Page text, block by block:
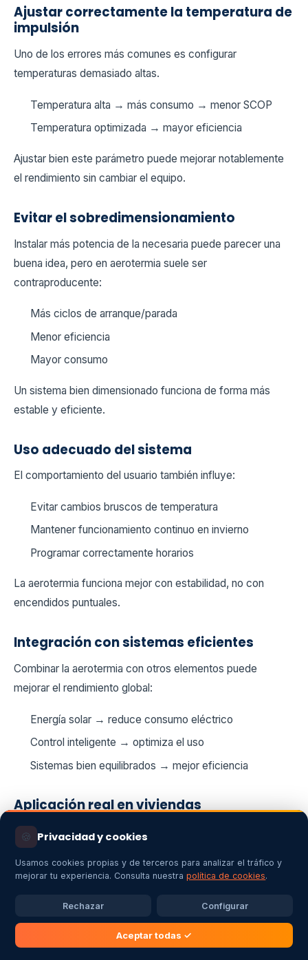
Ajustar correctamente la temperatura de
impulsión
Uno de los errores más comunes es configurar
temperaturas demasiado altas.
Temperatura alta → más consumo → menor SCOP
Temperatura optimizada → mayor eficiencia
Ajustar bien este parámetro puede mejorar notablemente
el rendimiento sin cambiar el equipo.
Evitar el sobredimensionamiento
Instalar más potencia de la necesaria puede parecer una
buena idea, pero en aerotermia suele ser
contraproducente:
Más ciclos de arranque/parada
Menor eficiencia
Mayor consumo
Un sistema bien dimensionado funciona de forma más
estable y eficiente.
Uso adecuado del sistema
El comportamiento del usuario también influye:
Evitar cambios bruscos de temperatura
Mantener funcionamiento continuo en invierno
Programar correctamente horarios
La aerotermia funciona mejor con estabilidad, no con
encendidos puntuales.
Integración con sistemas eficientes
Combinar la aerotermia con otros elementos puede
mejorar el rendimiento global:
Energía solar → reduce consumo eléctrico
Control inteligente → optimiza el uso
Sistemas bien equilibrados → mejor eficiencia
Aplicación real en viviendas
En nuestra experiencia, las instalaciones que mejor
rendimiento ofrecen son aquellas que combinan:
Buen aislamiento
Suelo radiante
Correcto dimensionamiento
Ajustes optimizados
🍪 Privacidad y cookies
Usamos cookies propias y de terceros para analizar el tráfico y
mejorar tu experiencia. Consulta nuestrapolítica de cookies.
Rechazar Configurar
Aceptar todas ✓